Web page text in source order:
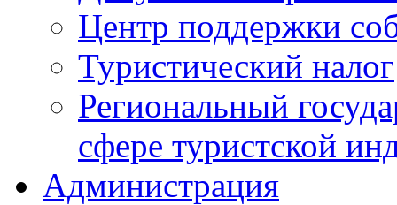
Центр поддержки
Туристический налог
Региональный
сфере туристской
Администрация